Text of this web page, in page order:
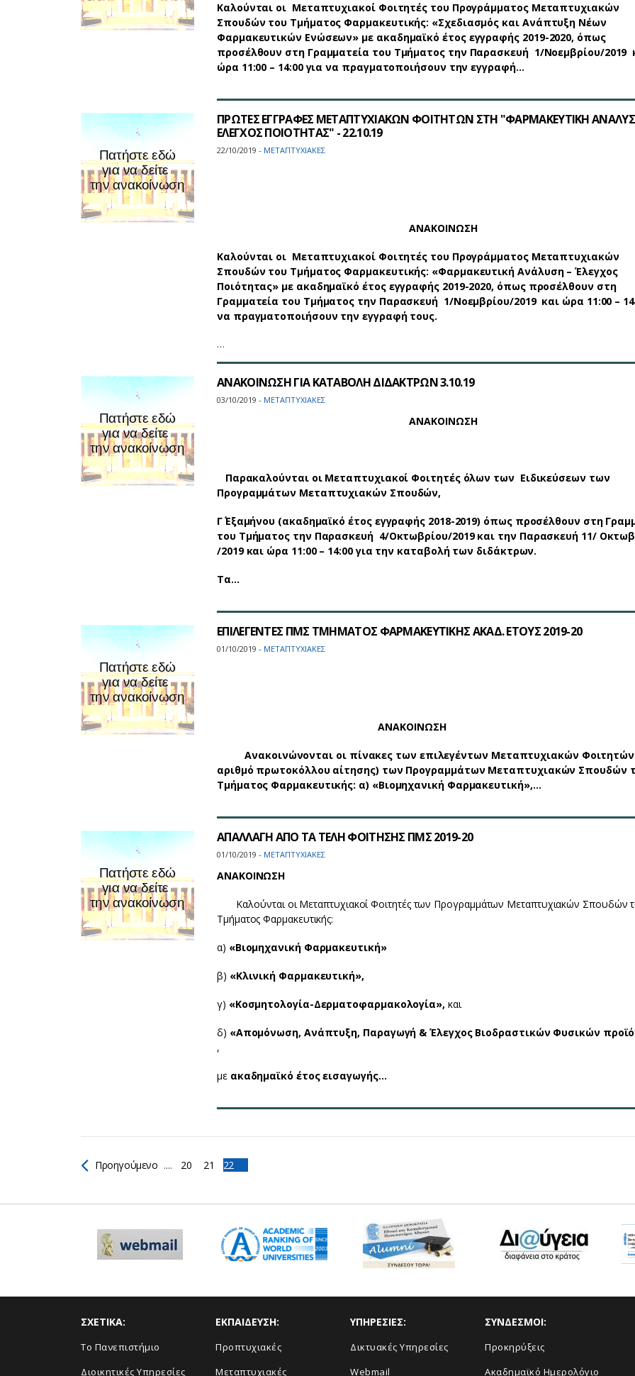
Καλούνται οι Μεταπτυχιακοί Φοιτητές του Προγράμματος Μεταπτυχιακών
Σπουδών του Τμήματος Φαρμακευτικής: «Σχεδιασμός και Ανάπτυξη Νέων
Φαρμακευτικών Ενώσεων» με ακαδημαϊκό έτος εγγραφής 2019-2020, όπως
προσέλθουν στη Γραμματεία του Τμήματος την Παρασκευή 1/Νοεμβρίου/2019
ώρα 11:00 – 14:00 για να πραγματοποιήσουν την εγγραφή…
ΠΡΩΤΕΣ ΕΓΓΡΑΦΕΣ ΜΕΤΑΠΤΥΧΙΑΚΩΝ ΦΟΙΤΗΤΩΝ ΣΤΗ "ΦΑΡΜΑΚΕΥΤΙΚΗ
ΕΛΕΓΧΟΣ ΠΟΙΟΤΗΤΑΣ" - 22.10.19
22/10/2019 - ΜΕΤΑΠΤΥΧΙΑΚΕΣ
ΑΝΑΚΟΙΝΩΣΗ
Καλούνται οι Μεταπτυχιακοί Φοιτητές του Προγράμματος Μεταπτυχιακών
Σπουδών του Τμήματος Φαρμακευτικής: «Φαρμακευτική Ανάλυση – Έλεγχος
Ποιότητας» με ακαδημαϊκό έτος εγγραφής 2019-2020, όπως προσέλθουν στη
Γραμματεία του Τμήματος την Παρασκευή 1/Νοεμβρίου/2019 και ώρα 11:00 –
να πραγματοποιήσουν την εγγραφή τους.
…
ΑΝΑΚΟΙΝΩΣΗ ΓΙΑ ΚΑΤΑΒΟΛΗ ΔΙΔΑΚΤΡΩΝ 3.10.19
03/10/2019 - ΜΕΤΑΠΤΥΧΙΑΚΕΣ
ΑΝΑΚΟΙΝΩΣΗ
Παρακαλούνται οι Μεταπτυχιακοί Φοιτητές όλων των Ειδικεύσεων των
Προγραμμάτων Μεταπτυχιακών Σπουδών,
Γ΄ Εξαμήνου (ακαδημαϊκό έτος εγγραφής 2018-2019) όπως προσέλθουν στη
του Τμήματος την Παρασκευή 4/Οκτωβρίου/2019 και την Παρασκευή 11/
/2019 και ώρα 11:00 – 14:00 για την καταβολή των διδάκτρων.
Τα…
ΕΠΙΛΕΓΕΝΤΕΣ ΠΜΣ ΤΜΗΜΑΤΟΣ ΦΑΡΜΑΚΕΥΤΙΚΗΣ ΑΚΑΔ. ΕΤΟΥΣ 2019-20
01/10/2019 - ΜΕΤΑΠΤΥΧΙΑΚΕΣ
ΑΝΑΚΟΙΝΩΣΗ
Ανακοινώνονται οι πίνακες των επιλεγέντων Μεταπτυχιακών Φοιτητών
αριθμό πρωτοκόλλου αίτησης) των Προγραμμάτων Μεταπτυχιακών Σπουδών
Τμήματος Φαρμακευτικής: α) «Βιομηχανική Φαρμακευτική»,…
ΑΠΑΛΛΑΓΗ ΑΠΟ ΤΑ ΤΕΛΗ ΦΟΙΤΗΣΗΣ ΠΜΣ 2019-20
01/10/2019 - ΜΕΤΑΠΤΥΧΙΑΚΕΣ
ΑΝΑΚΟΙΝΩΣΗ
Καλούνται οι Μεταπτυχιακοί Φοιτητές των Προγραμμάτων Μεταπτυχιακών Σπουδών
Τμήματος Φαρμακευτικής:
α) «Βιομηχανική Φαρμακευτική»
β) «Κλινική Φαρμακευτική»,
γ) «Κοσμητολογία-Δερματοφαρμακολογία», και
δ) «Απομόνωση, Ανάπτυξη, Παραγωγή & Έλεγχος Βιοδραστικών Φυσικών
,
με ακαδημαϊκό έτος εισαγωγής…
Προηγούμενο .... 20 21 22
ΣΧΕΤΙΚΑ:
Το Πανεπιστήμιο
Διοικητικές Υπηρεσίες
ΕΚΠΑΙΔΕΥΣΗ:
Προπτυχιακές
Μεταπτυχιακές
ΥΠΗΡΕΣΙΕΣ:
Δικτυακές Υπηρεσίες
Webmail
ΣΥΝΔΕΣΜΟΙ:
Προκηρύξεις
Ακαδημαϊκό Ημερολόγιο